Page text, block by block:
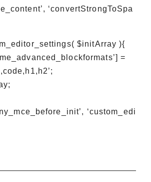
‘convertStrongToSpa
$initArray ){
=
‘custom_edi